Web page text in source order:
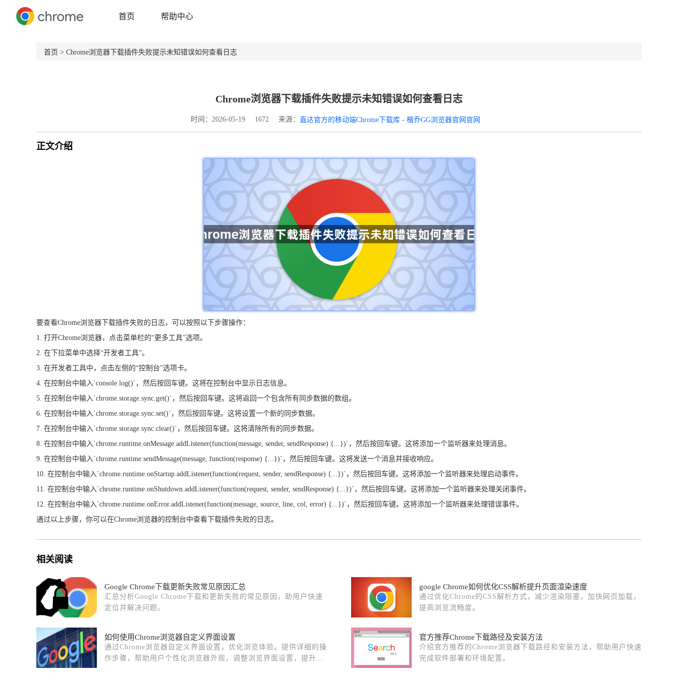
首页 帮助中心
首页 > Chrome浏览器下载插件失败提示未知错误如何查看日志
Chrome浏览器下载插件失败提示未知错误如何查看日志
时间：2026-05-19 1672 来源： 直达官方的移动端Chrome下载库 - 楷乔GG浏览器官网官网
正文介绍
要查看Chrome浏览器下载插件失败的日志，可以按照以下步骤操作：
1. 打开Chrome浏览器，点击菜单栏的“更多工具”选项。
2. 在下拉菜单中选择“开发者工具”。
3. 在开发者工具中，点击左侧的“控制台”选项卡。
4. 在控制台中输入`console.log()`，然后按回车键。这将在控制台中显示日志信息。
5. 在控制台中输入`chrome.storage.sync.get()`，然后按回车键。这将返回一个包含所有同步数据的数组。
6. 在控制台中输入`chrome.storage.sync.set()`，然后按回车键。这将设置一个新的同步数据。
7. 在控制台中输入`chrome.storage.sync.clear()`，然后按回车键。这将清除所有的同步数据。
8. 在控制台中输入`chrome.runtime.onMessage.addListener(function(message, sender, sendResponse) {...})`，然后按回车键。这将添加一个监听器来处理消息。
9. 在控制台中输入`chrome.runtime.sendMessage(message, function(response) {...})`，然后按回车键。这将发送一个消息并接收响应。
10. 在控制台中输入`chrome.runtime.onStartup.addListener(function(request, sender, sendResponse) {...})`，然后按回车键。这将添加一个监听器来处理启动事件。
11. 在控制台中输入`chrome.runtime.onShutdown.addListener(function(request, sender, sendResponse) {...})`，然后按回车键。这将添加一个监听器来处理关闭事件。
12. 在控制台中输入`chrome.runtime.onError.addListener(function(message, source, line, col, error) {...})`，然后按回车键。这将添加一个监听器来处理错误事件。
通过以上步骤，你可以在Chrome浏览器的控制台中查看下载插件失败的日志。
相关阅读
Google Chrome下载更新失败常见原因汇总
汇总分析Google Chrome下载和更新失败的常见原因，助用户快速
定位并解决问题。
google Chrome如何优化CSS解析提升页面渲染速度
通过优化Chrome的CSS解析方式，减少渲染阻塞，加快网页加载，
提高浏览流畅度。
如何使用Chrome浏览器自定义界面设置
通过Chrome浏览器自定义界面设置，优化浏览体验。提供详细的操
作步骤，帮助用户个性化浏览器外观，调整浏览界面设置，提升上
官方推荐Chrome下载路径及安装方法
介绍官方推荐的Chrome浏览器下载路径和安装方法，帮助用户快速
完成软件部署和环境配置。